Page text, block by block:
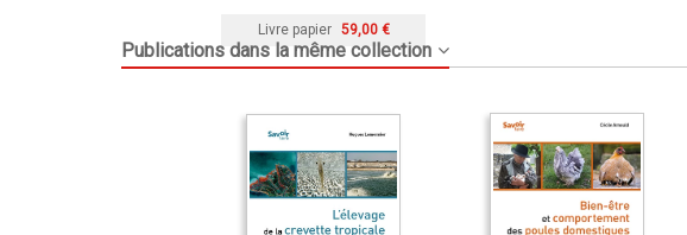
Livre papier 59,00 €
Publications dans la même collection